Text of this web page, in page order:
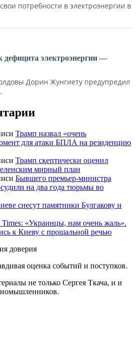
потребности в электроэнергии в
дефицита электроэнергии —
Дорин Жунгиету предупредил
Трамп назвал «очень
для атаки БПЛА на резиденцию
Трамп скептически оценил
мирный план
Бывшего премьер-министра
на два года тюрьмы во
снесут памятники Булгакову и
Times: «Украинцы, нам очень жаль».
к Киеву с прощальной речью
оценка событий и поступков.
не только Сергея Ткача, и и